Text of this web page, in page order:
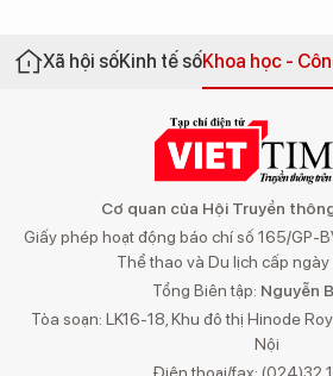
Xã hội sốKinh tế sốKhoa học -
Cơ quan của Hội Truyền
Giấy phép hoạt động báo chí số 165/GP-
Thể thao và Du lịch cấp
Tổng Biên tập: Nguyễn
Tòa soạn: LK16-18, Khu đô thị Hinode
Nội